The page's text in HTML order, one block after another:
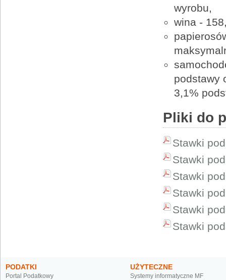
wyrobu,
wina -
podstawy
3,1%
Pliki do
Stawki
Stawki
Stawki
Stawki
Stawki
Stawki
PODATKI
Portal Podatkowy
UŻYTECZNE
Systemy informatyczne MF